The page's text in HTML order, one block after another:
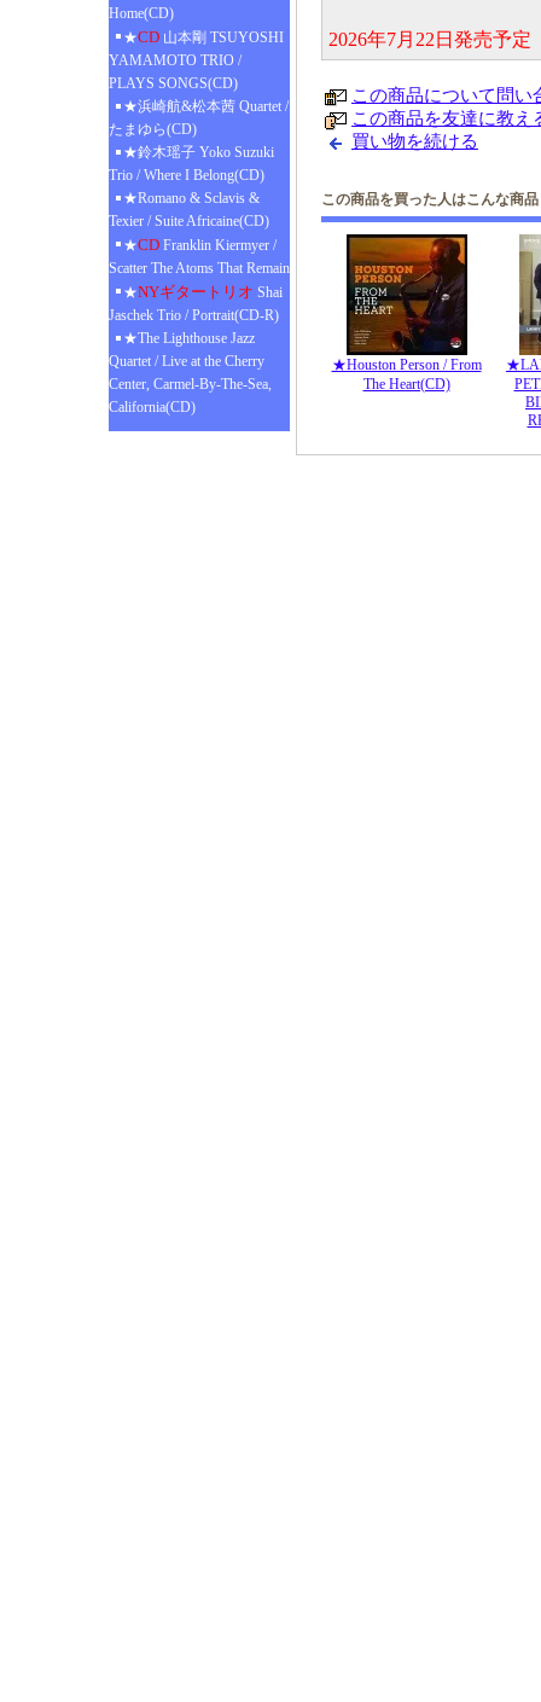
Home(CD)
★CD 山本剛 TSUYOSHI
YAMAMOTO TRIO /
PLAYS SONGS(CD)
★浜崎航&松本茜 Quartet /
たまゆら(CD)
★鈴木瑶子 Yoko Suzuki
Trio / Where I Belong(CD)
★Romano & Sclavis &
Texier / Suite Africaine(CD)
★CD Franklin Kiermyer /
Scatter The Atoms That Remain
★NYギタートリオ Shai
Jaschek Trio / Portrait(CD-R)
★The Lighthouse Jazz
Quartet / Live at the Cherry
Center, Carmel-By-The-Sea,
California(CD)
2026年7月22日発売予
この商品について問い
この商品を友達に教え
買い物を続ける
この商品を買った人はこんな商
★Houston Person / From
The Heart(CD)